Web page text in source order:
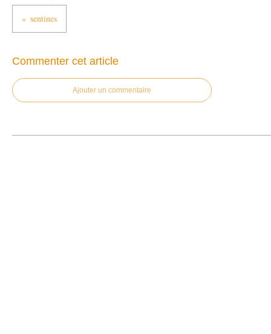
sentines
Commenter cet article
Ajouter un commentaire